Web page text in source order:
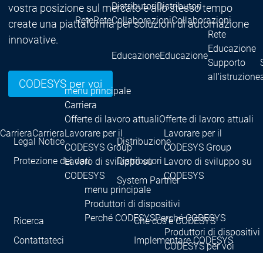
ReteRete
DistributoriDistributori
CollaborazioniCollaborazioni
EducazioneEducazione
Rete
Educazione
Supporto
all'istruzione
CarrieraCarriera
menu principale
Carriera
Offerte di lavoro attualiOfferte di lavoro attuali
Lavorare per il
CODESYS Group
Lavorare per il
CODESYS Group
Lavoro di sviluppo su
CODESYS
Lavoro di sviluppo su
CODESYS
menu principale
Produttori di dispositivi
Perché CODESYSPerché CODESYS
Produttori di dispositivi
CODESYS per voi
vostra posizione sul mercato e allo stesso tempo
create una piattaforma per soluzioni di automazione
innovative.
CODESYS per voi
Legal Notice
Protezione dei dati
Distribuzione
Distributori
System Partner
Ricerca
Contattateci
Che cos'è CODESYS
Implementare CODESYS